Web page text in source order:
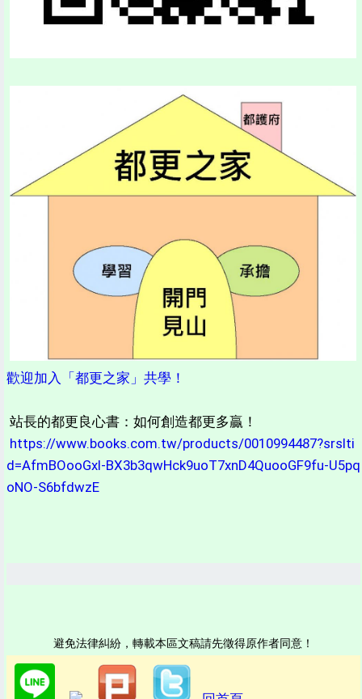
歡迎加入「都更之家」共學！
站長的都更良心書：如何創造都更多贏！
https://www.books.com.tw/products/0010994487?srslti
d=AfmBOooGxI-BX3b3qwHck9uoT7xnD4QuooGF9fu-U5pq
oNO-S6bfdwzE
避免法律糾紛，轉載本區文稿請先徵得原作者同意！